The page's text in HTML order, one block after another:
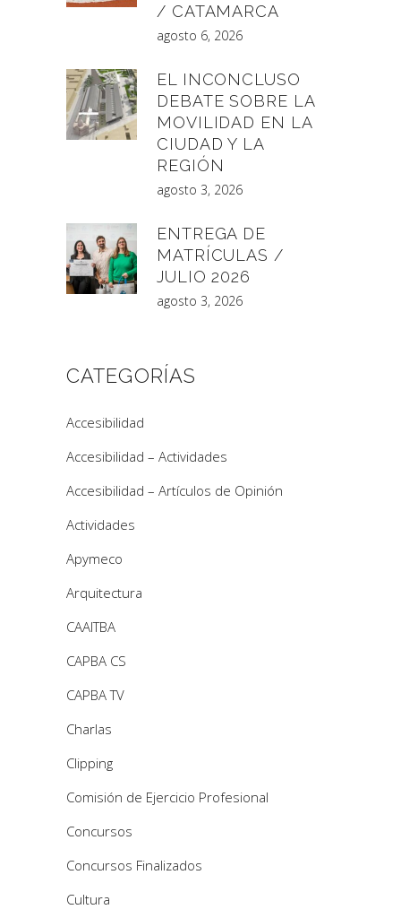
/ CATAMARCA
agosto 6, 2026
EL INCONCLUSO
DEBATE SOBRE LA
MOVILIDAD EN LA
CIUDAD Y LA
REGIÓN
agosto 3, 2026
ENTREGA DE
MATRÍCULAS /
JULIO 2026
agosto 3, 2026
CATEGORÍAS
Accesibilidad
Accesibilidad – Actividades
Accesibilidad – Artículos de Opinión
Actividades
Apymeco
Arquitectura
CAAITBA
CAPBA CS
CAPBA TV
Charlas
Clipping
Comisión de Ejercicio Profesional
Concursos
Concursos Finalizados
Cultura